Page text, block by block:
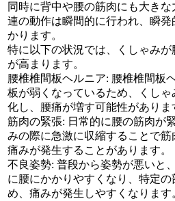
同時に背中や腰の筋肉にも大き
連の動作は瞬間的に行われ、瞬
かります。
特に以下の状況では、くしゃみ
が高まります。
腰椎椎間板ヘルニア: 腰椎椎間板
板が弱くなっているため、くし
化し、腰痛が増す可能性がありま
筋肉の緊張: 日常的に腰の筋肉が
みの際に急激に収縮することで筋
痛みが発生することがあります。
不良姿勢: 普段から姿勢が悪いと
に腰にかかりやすくなり、特定
め、痛みが発生しやすくなります